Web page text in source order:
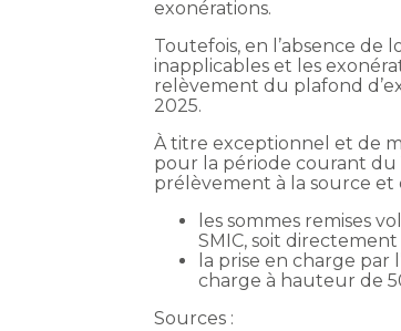
exonérations.
Toutefois, en l’absence
inapplicables et les
relèvement du plafond
2025.
À titre exceptionnel et de
pour la période courant du
prélèvement à la source et
les sommes remises
SMIC, soit
la prise en charge par
charge à hauteur de
Sources :